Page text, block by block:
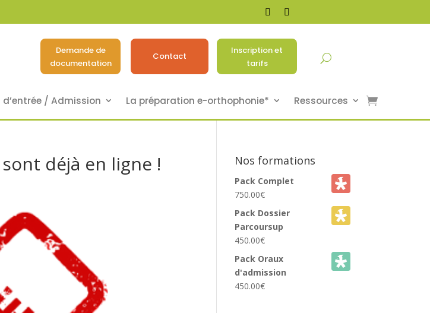
Demande de
documentation
Contact
Inscription et
tarifs
d’entrée / Admission La préparation e-orthophonie* Ressources
déjà en ligne ! Nos formations
Pack Complet
750.00€
Pack Dossier
Parcoursup
450.00€
Pack Oraux
d'admission
450.00€